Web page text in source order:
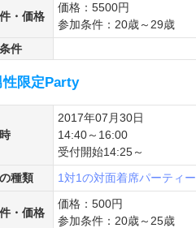
・価格
価格：5500円
参加条件：20歳～29歳
件
性限定Party
2017年07月30日
14:40～16:00
受付開始14:25～
種類
1対1の対面着席パーティー
・価格
価格：500円
参加条件：20歳～25歳